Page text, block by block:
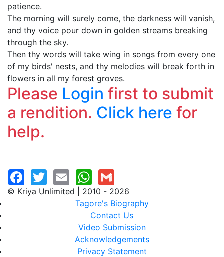
patience.
The morning will surely come, the darkness will vanish,
and thy voice pour down in golden streams breaking
through the sky.
Then thy words will take wing in songs from every one
of my birds' nests, and thy melodies will break forth in
flowers in all my forest groves.
Please Login first to submit
a rendition. Click here for
help.
© Kriya Unlimited | 2010 - 2026
Tagore's Biography
Contact Us
Video Submission
Acknowledgements
Privacy Statement